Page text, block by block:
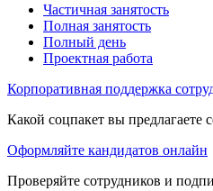
Частичная занятость
Полная занятость
Полный день
Проектная работа
Корпоративная поддержка
Какой соцпакет вы предлагаете
Оформляйте кандидатов онлайн
Проверяйте сотрудников и